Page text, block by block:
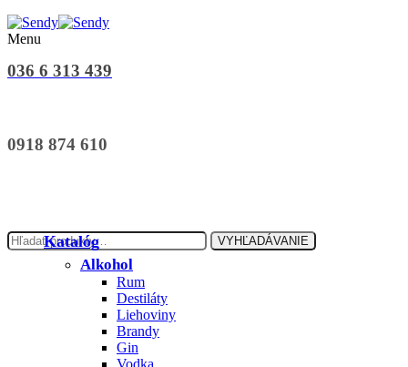
Menu
036 6 313 439
0918 874 610
VYHĽADÁVANIE
Katalóg
Alkohol
Rum
Destiláty
Liehoviny
Brandy
Gin
Vodka